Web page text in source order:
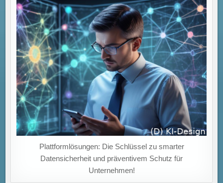
Plattformlösungen: Die Schlüssel zu smarter
Datensicherheit und präventivem Schutz für
Unternehmen!